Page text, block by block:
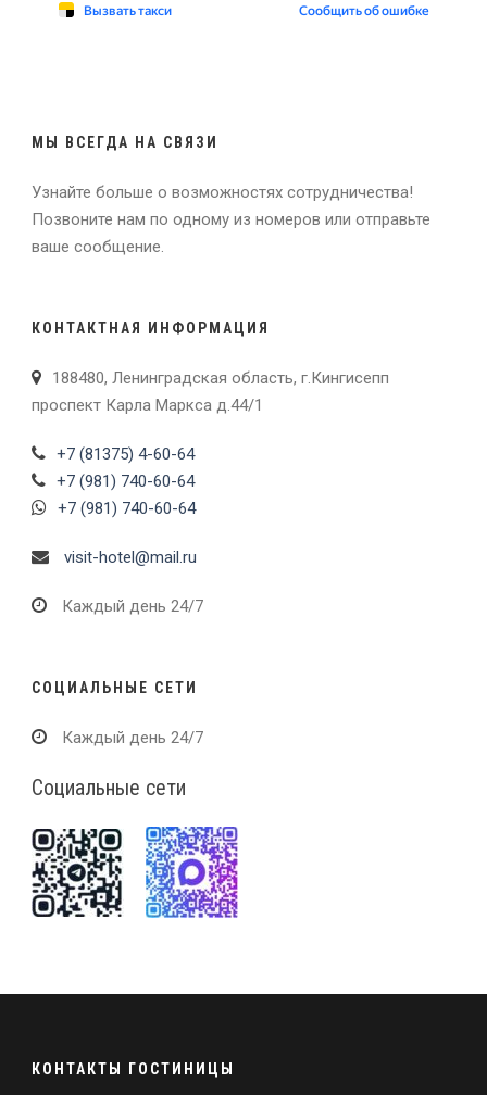
МЫ ВСЕГДА НА СВЯЗИ
Узнайте больше о возможностях сотрудничества!
Позвоните нам по одному из номеров или отправьте
ваше сообщение.
КОНТАКТНАЯ ИНФОРМАЦИЯ
188480, Ленинградская область, г.Кингисепп
проспект Карла Маркса д.44/1
+7 (81375) 4-60-64
+7 (981) 740-60-64
+7 (981) 740-60-64
visit-hotel@mail.ru
Каждый день 24/7
СОЦИАЛЬНЫЕ СЕТИ
Каждый день 24/7
Социальные сети
КОНТАКТЫ ГОСТИНИЦЫ